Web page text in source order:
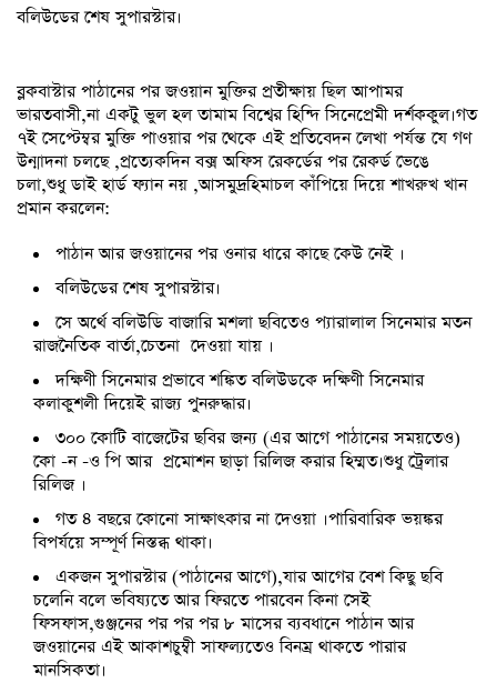
বলিউডের শেষ সুপারস্টার।
ব্লকবাস্টার পাঠানের পর জওয়ান মুক্তির প্রতীক্ষায় ছিল আপামর
ভারতবাসী,না একটু ভুল হল তামাম বিশ্বের হিন্দি সিনেপ্রেমী দর্শককুল।গত
৭ই সেপ্টেম্বর মুক্তি পাওয়ার পর থেকে এই প্রতিবেদন লেখা পর্যন্ত যে গণ
উন্মাদনা চলছে ,প্রত্যেকদিন বক্স অফিস রেকর্ডের পর রেকর্ড ভেঙে
চলা,শুধু ডাই হার্ড ফ্যান নয় ,আসমুদ্রহিমাচল কাঁপিয়ে দিয়ে শাখরুখ খান
প্রমান করলেন:
পাঠান আর জওয়ানের পর ওনার ধারে কাছে কেউ নেই ।
বলিউডের শেষ সুপারস্টার।
সে অর্থে বলিউডি বাজারি মশলা ছবিতেও প্যারালাল সিনেমার মতন
রাজনৈতিক বার্তা,চেতনা দেওয়া যায় ।
দক্ষিণী সিনেমার প্রভাবে শঙ্কিত বলিউডকে দক্ষিণী সিনেমার
কলাকুশলী দিয়েই রাজ্য পুনরুদ্ধার।
৩০০ কোটি বাজেটের ছবির জন্য (এর আগে পাঠানের সময়তেও)
কো -ন -ও পি আর প্রমোশন ছাড়া রিলিজ করার হিম্মত।শুধু ট্রেলার
রিলিজ ।
গত ৪ বছরে কোনো সাক্ষাৎকার না দেওয়া ।পারিবারিক ভয়ঙ্কর
বিপর্যয়ে সম্পূর্ণ নিস্তব্ধ থাকা।
একজন সুপারস্টার (পাঠানের আগে),যার আগের বেশ কিছু ছবি
চলেনি বলে ভবিষ্যতে আর ফিরতে পারবেন কিনা সেই
ফিসফাস,গুঞ্জনের পর পর পর ৮ মাসের ব্যবধানে পাঠান আর
জওয়ানের এই আকাশচুম্বী সাফল্যতেও বিনম্র থাকতে পারার
মানসিকতা।